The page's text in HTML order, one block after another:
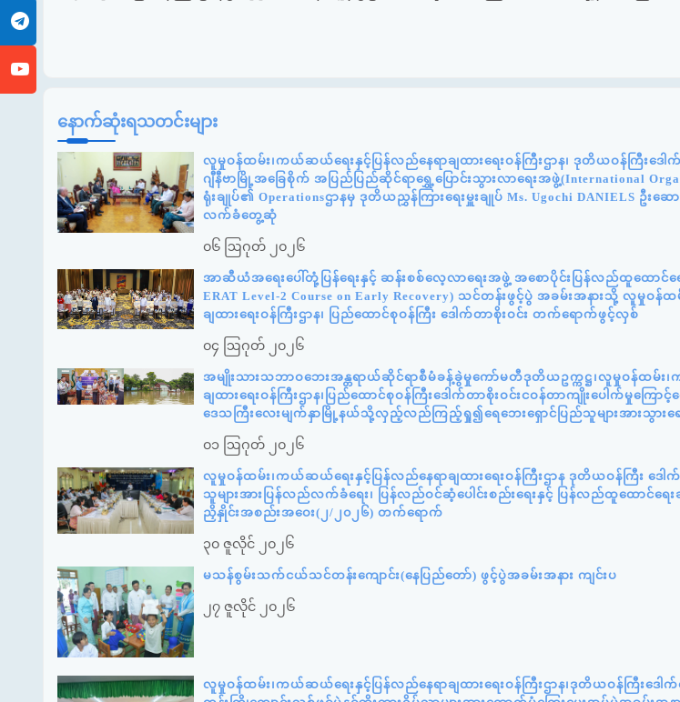
နောက်ဆုံးရသတင်းများ
လူမှုဝန်ထမ်း၊ကယ်ဆယ်ရေးနှင့်ပြန်လည်နေရာချထားရေးဝန်ကြီးဌာန၊ ဒုတိယဝန်ကြီးဒေ
ဂျီနီဗာမြို့အခြေစိုက် အပြည်ပြည်ဆိုင်ရာရွှေ့ပြောင်းသွားလာရေးအဖွဲ့(International
ရုံးချုပ်၏ Operationsဌာနမှ ဒုတိယညွှန်ကြားရေးမှူးချုပ် Ms. Ugochi DANIELS ဦ
လက်ခံတွေ့ဆုံ
၀၆ ဩဂုတ် ၂၀၂၆
အာဆီယံအရေးပေါ်တုံ့ပြန်ရေးနှင့် ဆန်းစစ်လေ့လာရေးအဖွဲ့ အစောပိုင်းပြန်လည်ထူထောင်ရ
ERAT Level-2 Course on Early Recovery) သင်တန်းဖွင့်ပွဲ အခမ်းအနားသို့ လူမှုဝ
ချထားရေးဝန်ကြီးဌာန၊ ပြည်ထောင်စုဝန်ကြီး ဒေါက်တာစိုးဝင်း တက်ရောက်ဖွင့်လှစ်
၀၄ ဩဂုတ် ၂၀၂၆
အမျိုးသားသဘာဝဘေးအန္တရာယ်ဆိုင်ရာစီမံခန့်ခွဲမှုကော်မတီဒုတိယဥက္ကဋ္ဌ၊လူမှုဝန်ထမ်း
ချထားရေးဝန်ကြီးဌာန၊ပြည်ထောင်စုဝန်ကြီးဒေါက်တာစိုးဝင်းငဝန်တာကျိုးပေါက်မှုကြ
ဒေသကြီးလေးမျက်နှာမြို့နယ်သို့လှည့်လည်ကြည့်ရှု၍ရေဘေးရှောင်ပြည်သူများအားသွားရ
၀၁ ဩဂုတ် ၂၀၂၆
လူမှုဝန်ထမ်း၊ကယ်ဆယ်ရေးနှင့်ပြန်လည်နေရာချထားရေးဝန်ကြီးဌာန ဒုတိယဝန်ကြီး ဒ
သူများအားပြန်လည်လက်ခံရေး၊ ပြန်လည်ဝင်ဆံ့ပေါင်းစည်းရေးနှင့် ပြန်လည်ထူထောင်ရ
ညှိနှိုင်းအစည်းအဝေး(၂/၂၀၂၆) တက်ရောက်
၃၀ ဇူလိုင် ၂၀၂၆
မသန်စွမ်းသက်ငယ်သင်တန်းကျောင်း(နေပြည်တော်) ဖွင့်ပွဲအခမ်းအနား ကျင်းပ
၂၇ ဇူလိုင် ၂၀၂၆
လူမှုဝန်ထမ်း၊ကယ်ဆယ်ရေးနှင့်ပြန်လည်နေရာချထားရေးဝန်ကြီးဌာန၊ဒုတိယဝန်ကြီးဒေ